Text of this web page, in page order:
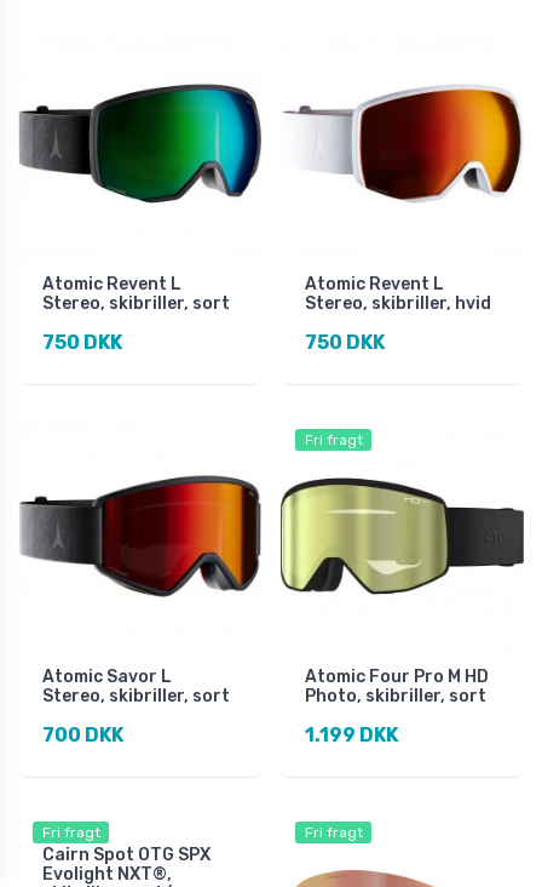
Atomic Revent L
Stereo, skibriller, sort
750 DKK
Atomic Revent L
Stereo, skibriller, hvid
750 DKK
Atomic Savor L
Stereo, skibriller, sort
700 DKK
Fri fragt
Atomic Four Pro M HD
Photo, skibriller, sort
1.199 DKK
Fri fragt
Cairn Spot OTG SPX
Evolight NXT®,
Fri fragt